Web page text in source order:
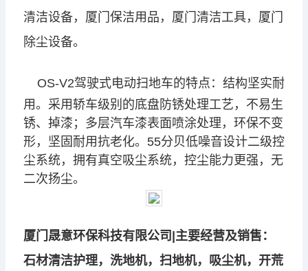
清洁设备，厦门保洁用品，厦门清洁工具，厦门
除尘设备。
OS-V2驾驶式电动扫地车的特点：结构坚实耐
用。采用轿车级别的底盘防锈处理工艺，不易生
锈、 掉漆；多层汽车漆表面喷涂处理，环保不变
形，坚固耐用抗老化。 55分贝低噪音设计二级控
尘系统，拥有真空吸尘系统，控尘能力更强，无
二次扬尘。
厦门晟意环保科技有限公司|主要经营及销售：
石材清洁护理，洗地机，扫地机，吸尘机，开荒